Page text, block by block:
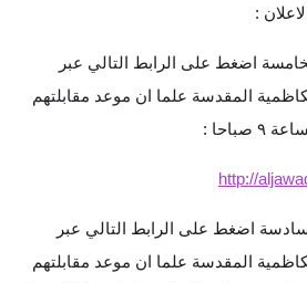
اخبار العراق
الاخبار السياسية
الاخبار الرياضية
:
اضغط على الرابط التالي عبر
المقدسة علما ان موعد مقابلتهم
http://
اضغط على الرابط التالي عبر
المقدسة علما ان موعد مقابلتهم